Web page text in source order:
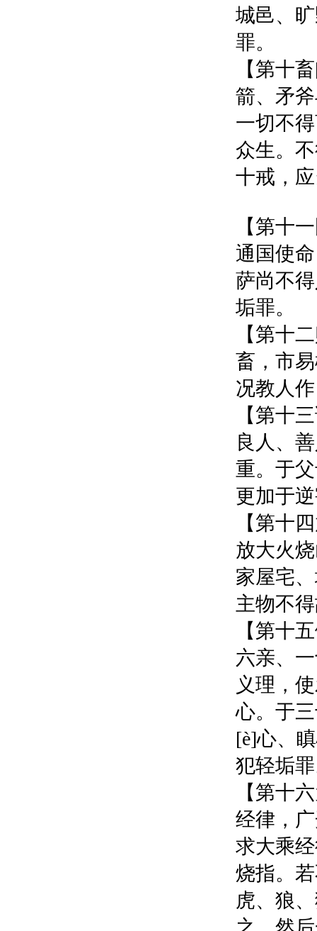
城邑、
罪。
【第十
箭、矛
一切不
众生。
十戒，
【第十
通国使
萨尚不
垢罪。
【第十
畜，市
况教人
【第十
良人、
重。于
更加于
【第十
放大火
家屋宅
主物不
【第十
六亲、
义理，
心。于
[è]心、
犯轻垢
【第十
经律，
求大乘
烧指。
虎、狼